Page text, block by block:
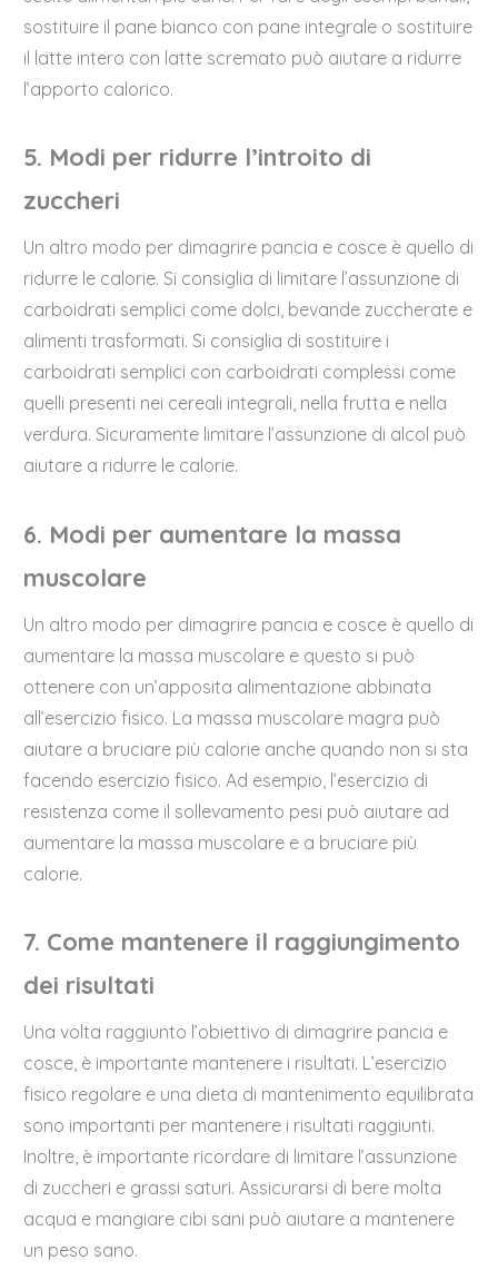
sostituire il pane bianco con pane integrale o sostituire
il latte intero con latte scremato può aiutare a ridurre
l’apporto calorico.
5. Modi per ridurre l’introito di
zuccheri
Un altro modo per dimagrire pancia e cosce è quello di
ridurre le calorie. Si consiglia di limitare l’assunzione di
carboidrati semplici come dolci, bevande zuccherate e
alimenti trasformati. Si consiglia di sostituire i
carboidrati semplici con carboidrati complessi come
quelli presenti nei cereali integrali, nella frutta e nella
verdura. Sicuramente limitare l’assunzione di alcol può
aiutare a ridurre le calorie.
6. Modi per aumentare la massa
muscolare
Un altro modo per dimagrire pancia e cosce è quello di
aumentare la massa muscolare e questo si può
ottenere con un’apposita alimentazione abbinata
all’esercizio fisico. La massa muscolare magra può
aiutare a bruciare più calorie anche quando non si sta
facendo esercizio fisico. Ad esempio, l’esercizio di
resistenza come il sollevamento pesi può aiutare ad
aumentare la massa muscolare e a bruciare più
calorie.
7. Come mantenere il raggiungimento
dei risultati
Una volta raggiunto l’obiettivo di dimagrire pancia e
cosce, è importante mantenere i risultati. L’esercizio
fisico regolare e una dieta di mantenimento equilibrata
sono importanti per mantenere i risultati raggiunti.
Inoltre, è importante ricordare di limitare l’assunzione
di zuccheri e grassi saturi. Assicurarsi di bere molta
acqua e mangiare cibi sani può aiutare a mantenere
un peso sano.